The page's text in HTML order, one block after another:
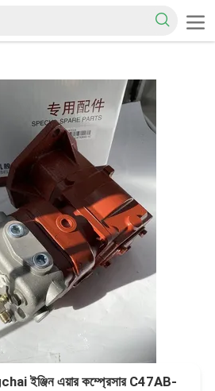
ইঞ্জিন এয়ার কম্প্রেসার C47AB-